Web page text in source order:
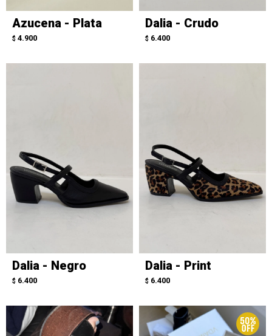
Azucena - Plata
$ 4.900
Dalia - Crudo
$ 6.400
Dalia - Negro
$ 6.400
Dalia - Print
$ 6.400